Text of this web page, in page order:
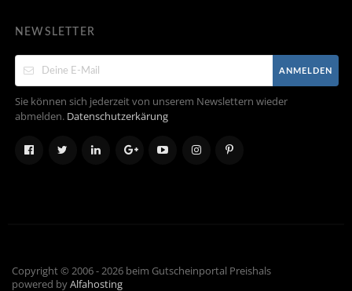
NEWSLETTER
ANMELDEN
Sie können sich jederzeit von unserem Newslettern wieder
abmelden. Datenschutzerkärung
Copyright © 2006 - 2026 beim Gutscheinportal Preishals
powered byAlfahosting